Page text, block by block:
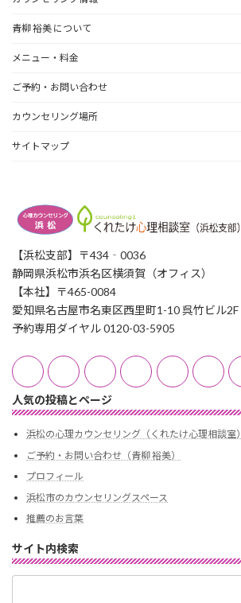
ブ
青柳 裕美 について
メニュー・料金
ご予約・お問い合わせ
カウンセリング場所
サイトマップ
【浜松支部】〒434‐0036
静岡県浜松市浜名区横須賀（オフィス）
【本社】〒465-0084
愛知県名古屋市名東区西里町1-10 呉竹ビル2F
予約専用ダイヤル 0120-03-5905
人気の投稿とページ
浜松の心理カウンセリング（くれたけ心理相談室）
ご予約・お問い合わせ（青柳 裕美）
プロフィール
浜松市のカウンセリングスペース
推薦のお言葉
サイト内検索